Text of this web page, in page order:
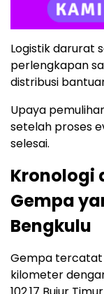
Logistik darurat
perlengkapan
distribusi
Upaya
setelah proses
selesai.
Kronologi
Gempa
Bengkulu
Gempa tercatat
kilometer